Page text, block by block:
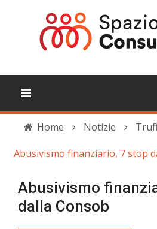
Home Notizie
Abusivismo finanziario, 7 stop
Abusivismo
dalla Consob